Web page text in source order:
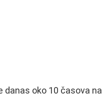
danas oko 10 časova na